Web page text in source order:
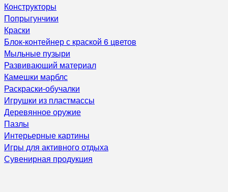
Конструкторы
Попрыгунчики
Краски
Блок-контейнер с краской 6 цветов
Мыльные пузыри
Развивающий материал
Камешки марблс
Раскраски-обучалки
Игрушки из пластмассы
Деревянное оружие
Пазлы
Интерьерные картины
Игры для активного отдыха
Сувенирная продукция